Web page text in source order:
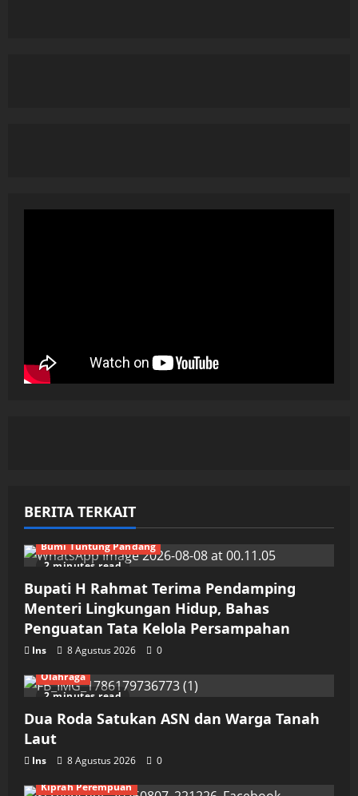
BERITA TERKAIT
2 minutes read
Bumi Tuntung Pandang
Bupati H Rahmat Terima Pendamping
Menteri Lingkungan Hidup, Bahas
Penguatan Tata Kelola Persampahan
Ins 8 Agustus 2026 0
2 minutes read
Olahraga
Dua Roda Satukan ASN dan Warga Tanah
Laut
Ins 8 Agustus 2026 0
Kiprah Perempuan